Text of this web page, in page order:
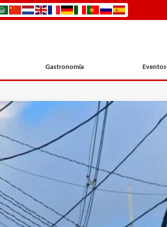
Gastronomía Eventos